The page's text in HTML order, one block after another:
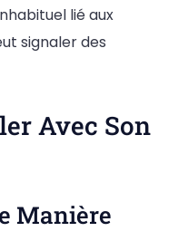
lié aux
signaler des
Avec Son
Manière